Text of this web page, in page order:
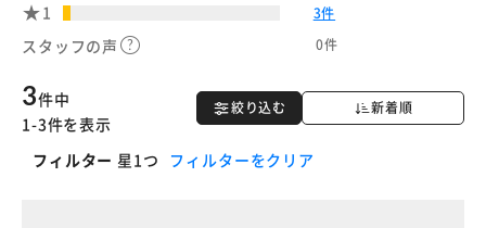
1 3件
スタッフの声 0件
絞り込む 新着順
3件中
1-3件を表示
フィルター 星1つ フィルターをクリア